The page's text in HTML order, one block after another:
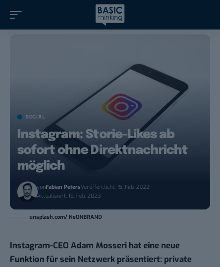
SOCIAL
Instagram: Storie-Likes ab
sofort ohne Direktnachricht
möglich
vonFabian PetersVeröffentlicht: 15. Feb. 2022
Aktualisiert: 16. Feb. 2023
unsplash.com/ NeONBRAND
Instagram-CEO Adam Mosseri hat eine neue
Funktion für sein Netzwerk präsentiert: private